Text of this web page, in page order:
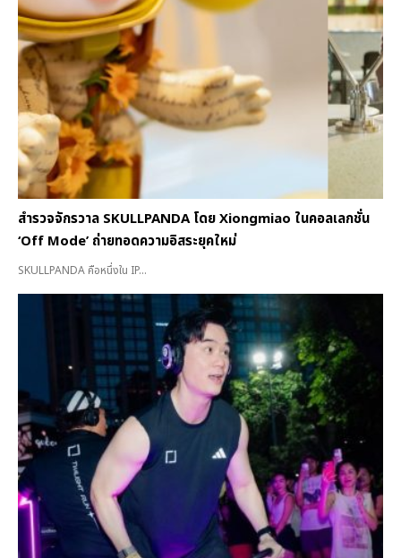
สำรวจจักรวาล SKULLPANDA โดย Xiongmiao ในคอลเลกชั่น
‘Off Mode’ ถ่ายทอดความอิสระยุคใหม่
SKULLPANDA คือหนึ่งใน IP...